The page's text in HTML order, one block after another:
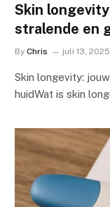
Skin
stralende en
By Chris juli 13, 2025
Skin longevity:
huidWat is skin